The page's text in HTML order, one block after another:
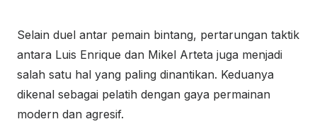
Selain duel antar pemain bintang, pertarungan taktik
antara Luis Enrique dan Mikel Arteta juga menjadi
salah satu hal yang paling dinantikan. Keduanya
dikenal sebagai pelatih dengan gaya permainan
modern dan agresif.